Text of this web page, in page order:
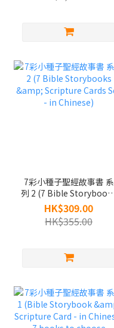
7彩小種子聖經故事書 系
列 2 (7 Bible Storybooks
& Scripture Cards Set -
in Chinese)
HK$309.00
HK$355.00